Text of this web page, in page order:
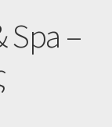
Spa –